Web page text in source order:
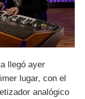
llegó ayer
lugar, con el
analógico